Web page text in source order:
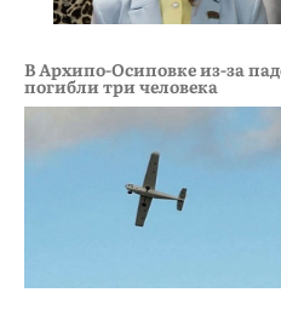
В Архипо-Осиповке из-за
погибли три человека